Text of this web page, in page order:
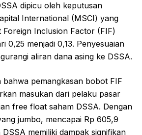
dipicu oleh keputusan
International (MSCI) yang
Foreign Inclusion Factor (FIF)
0,25 menjadi 0,13. Penyesuaian
aliran dana asing ke DSSA.
bahwa pemangkasan bobot FIF
masukan dari pelaku pasar
free float saham DSSA. Dengan
jumbo, mencapai Rp 605,9
memiliki dampak signifikan